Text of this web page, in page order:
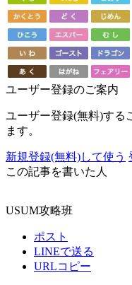
ユーザー登録のご案内
ユーザー登録(無料)する
ます。
新規登録(無料)して使う
この記事を書いた人
USUM攻略班
ポスト
LINEで送る
URLコピー